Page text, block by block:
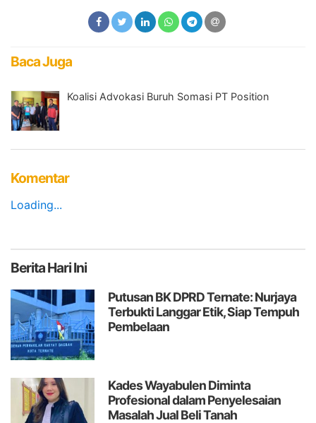
Baca Juga
Koalisi Advokasi Buruh Somasi PT Position
Komentar
Loading...
BeritaHari Ini
Putusan BK DPRD Ternate: Nurjaya
Terbukti Langgar Etik, Siap Tempuh
Pembelaan
Kades Wayabulen Diminta
Profesional dalam Penyelesaian
Masalah Jual Beli Tanah